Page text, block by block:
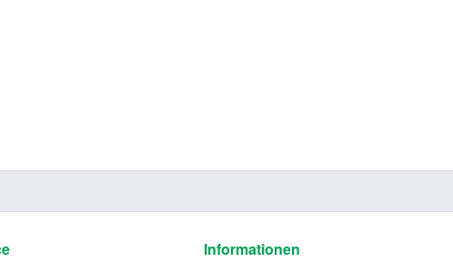
Informationen